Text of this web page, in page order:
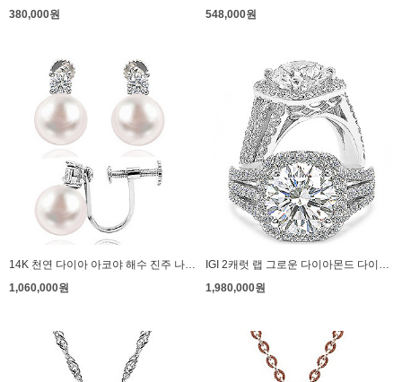
380,000원
548,000원
14K 천연 다이아 아코야 해수 진주 나사형 귀찌 레지 귀안뚫는 귀걸이
1,060,000원
IGI 2캐럿 랩 그로운 다이아몬드 다이아 반지 프로포즈 에테르노
1,980,000원